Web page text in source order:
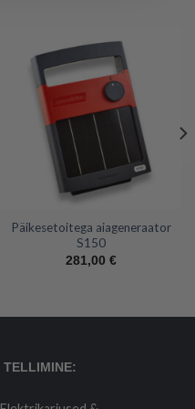
Päikesetoitega aiageneraator
S150
281,00 €
TELLIMINE: